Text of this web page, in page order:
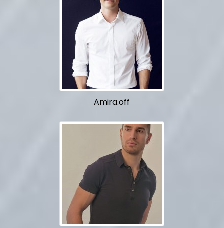
Amira.off